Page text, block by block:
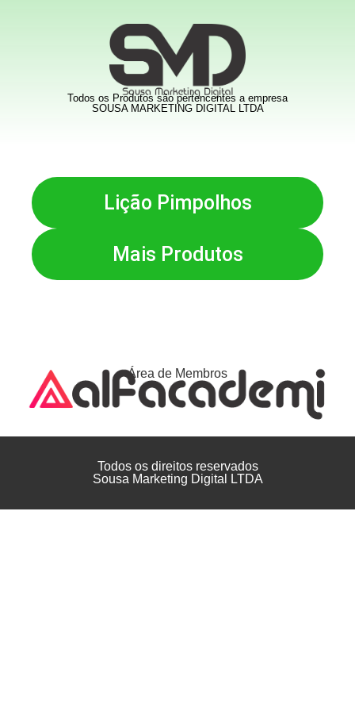
Todos os Produtos são pertencentes a empresa
SOUSA MARKETING DIGITAL LTDA
Lição Pimpolhos
Mais Produtos
Área de Membros
Todos os direitos reservados
Sousa Marketing Digital LTDA